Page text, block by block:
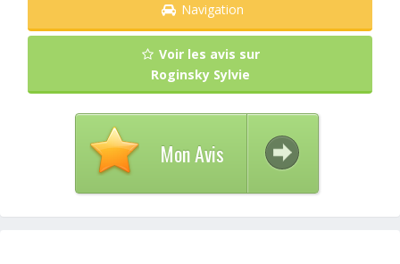
Navigation
Voir les avis sur
Roginsky Sylvie
Mon Avis